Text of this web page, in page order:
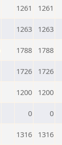
1261 1261
1263 1263
1788 1788
1726 1726
1200 1200
0 0
1316 1316